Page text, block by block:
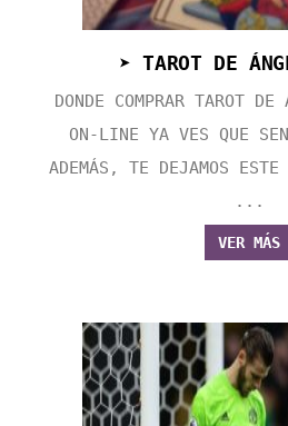
➤ TAROT DE
DONDE COMPRAR TAROT
ON-LINE YA VES QUE
ADEMÁS, TE DEJAMOS ESTE
...
VER MÁS